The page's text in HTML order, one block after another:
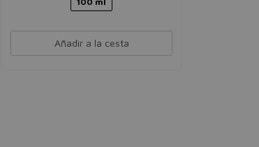
Añadir a la cesta